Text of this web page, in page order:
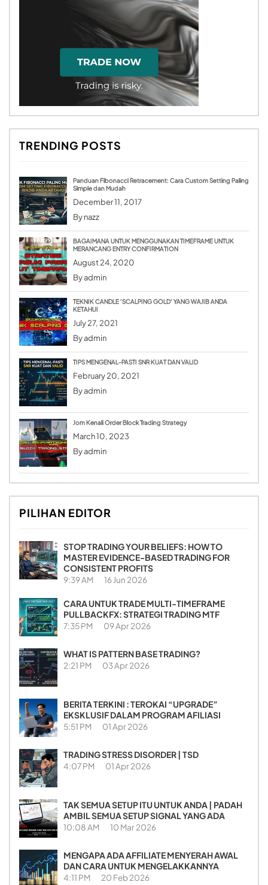
TRENDING POSTS
Panduan Fibonacci Retracement: Cara Custom Setting Paling
Simple dan Mudah
December 11, 2017
Bynazz
BAGAIMANA UNTUK MENGGUNAKAN TIMEFRAME UNTUK
MERANCANG ENTRY CONFIRMATION
August 24, 2020
Byadmin
TEKNIK CANDLE ‘SCALPING GOLD’ YANG WAJIB ANDA
KETAHUI
July 27, 2021
Byadmin
TIPS MENGENAL-PASTI SNR KUAT DAN VALID
February 20, 2021
Byadmin
Jom Kenali Order Block Trading Strategy
March 10, 2023
Byadmin
PILIHAN EDITOR
STOP TRADING YOUR BELIEFS: HOW TO
MASTER EVIDENCE-BASED TRADING FOR
CONSISTENT PROFITS
9:39 AM 16 Jun 2026
CARA UNTUK TRADE MULTI-TIMEFRAME
PULLBACKFX: STRATEGI TRADING MTF
7:35 PM 09 Apr 2026
WHAT IS PATTERN BASE TRADING?
2:21 PM 03 Apr 2026
BERITA TERKINI : TEROKAI “UPGRADE”
EKSKLUSIF DALAM PROGRAM AFILIASI
5:51 PM 01 Apr 2026
TRADING STRESS DISORDER | TSD
4:07 PM 01 Apr 2026
TAK SEMUA SETUP ITU UNTUK ANDA | PADAH
AMBIL SEMUA SETUP SIGNAL YANG ADA
10:08 AM 10 Mar 2026
MENGAPA ADA AFFILIATE MENYERAH AWAL
DAN CARA UNTUK MENGELAKKANNYA
4:11 PM 20 Feb 2026